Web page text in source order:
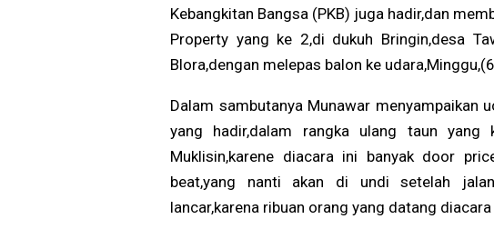
Kebangkitan Bangsa (PKB) juga hadir,dan
Property yang ke 2,di dukuh Bringin,desa
Blora,dengan melepas balon ke
Dalam sambutanya Munawar menyampaikan
yang hadir,dalam rangka ulang taun
Muklisin,karene diacara ini banyak door
beat,yang nanti akan di undi setelah
lancar,karena ribuan orang yang datang